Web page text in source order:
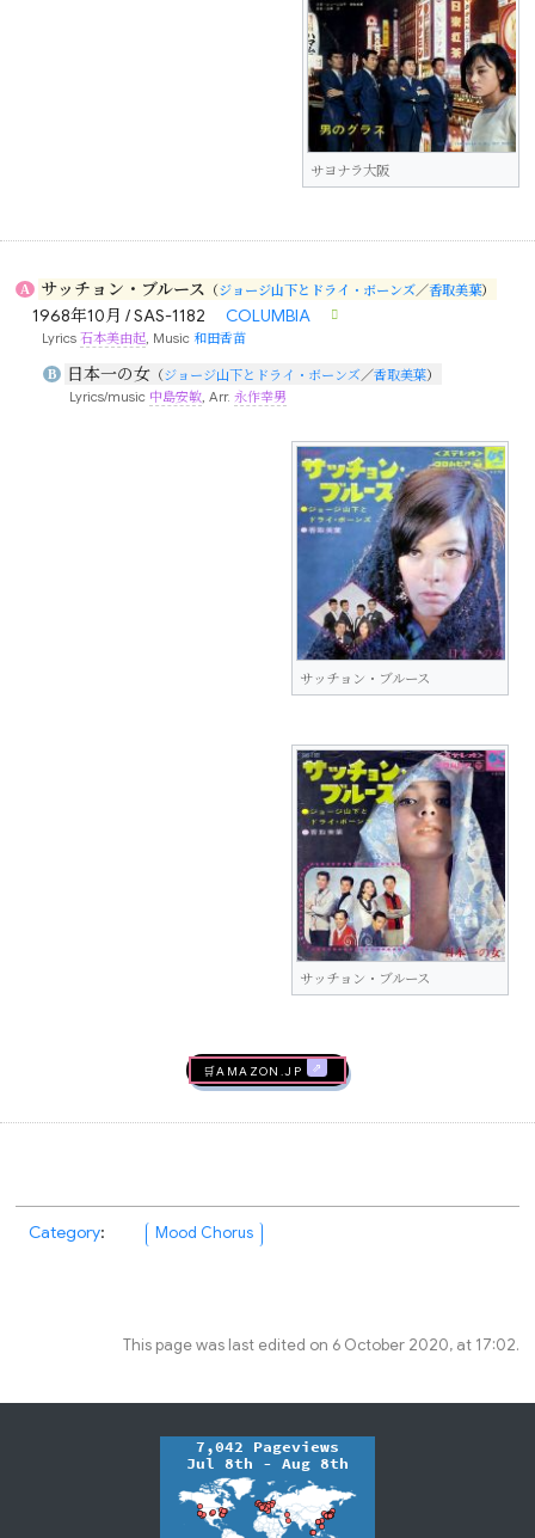
サヨナラ大阪
A サッチョン・ブルース （ジョージ山下とドライ・ボーンズ／香取美葉）
1968年10月 / SAS-1182 COLUMBIA
Lyrics石本美由起, Music和田香苗
B 日本一の女（ジョージ山下とドライ・ボーンズ／香取美葉）
Lyrics/music 中島安敏, Arr. 永作幸男
サッチョン・ブルース
サッチョン・ブルース
🛒AMAZON.jp
Category: Mood Chorus
This page was last edited on 6 October 2020, at 17:02.